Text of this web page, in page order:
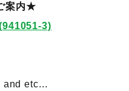
案内★
3)
etc...